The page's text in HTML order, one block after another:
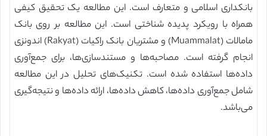
بانکداری اسلامی و متعارف است. این مطالعه یک تحقیق کیفی
همراه با رویکرد پدیده شناختی است. این مطالعه بر روی بانک
ما‌مالات (Muammalat) و مشتریان بانک راکیات (Rakyat) اندونزی
انجام گرفته است. مصاحبه‌ها و مستند‌سازی‌ها، برای جمع‌آوری
داده‌ها استفاده شده است. تکنیک‌های تحلیل در این مطالعه
شامل جمع‌آوری داده‌ها، کاهش داده‌ها، ارائه داده‌ها و نتیجه‌گیری
می‌باشد.